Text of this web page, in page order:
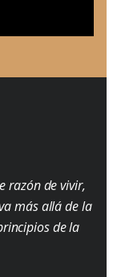
razón de vivir,
más allá de la
de la